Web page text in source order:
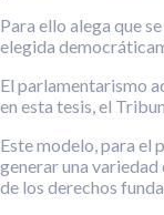
Para ello alega que
elegida
El parlamentarismo
en esta tesis, el
Este modelo, para el
generar una
de los derechos